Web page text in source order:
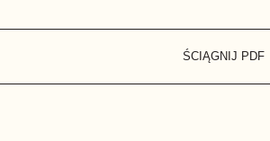
ŚCIĄGNIJ PDF